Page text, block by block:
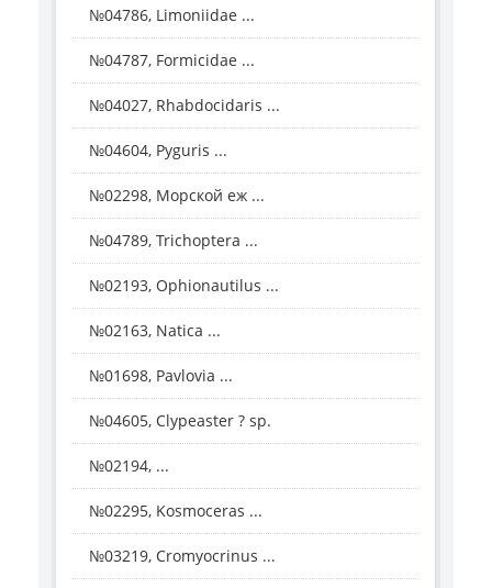
№04786, Limoniidae ...
№04787, Formicidae ...
№04027, Rhabdocidaris ...
№04604, Pyguris ...
№02298, Морской еж ...
№04789, Trichoptera ...
№02193, Ophionautilus ...
№02163, Natica ...
№01698, Pavlovia ...
№04605, Clypeaster ? sp.
№02194, ...
№02295, Kosmoceras ...
№03219, Cromyocrinus ...